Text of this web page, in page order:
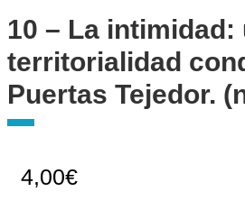
10 – La intimidad:
territorialidad
Puertas Tejedor.
4,00€